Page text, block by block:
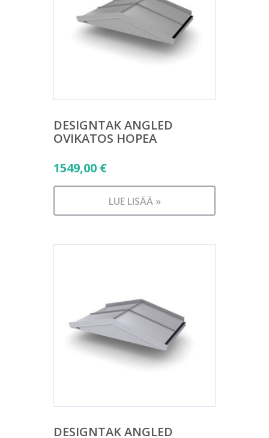
DESIGNTAK ANGLED
OVIKATOS HOPEA
1549,00 €
LUE LISÄÄ »
DESIGNTAK ANGLED